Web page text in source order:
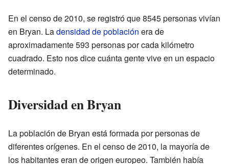
En el censo de 2010, se registró que 8545 personas vivían
en Bryan. Ladensidad de población era de
aproximadamente 593 personas por cada kilómetro
cuadrado. Esto nos dice cuánta gente vive en un espacio
determinado.
Diversidad en Bryan
La población de Bryan está formada por personas de
diferentes orígenes. En el censo de 2010, la mayoría de
los habitantes eran de origen europeo. También había